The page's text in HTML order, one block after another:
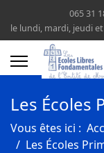
065 31
le lundi, mardi, jeudi
Les Écoles
Vous êtes ici :
Les Écoles